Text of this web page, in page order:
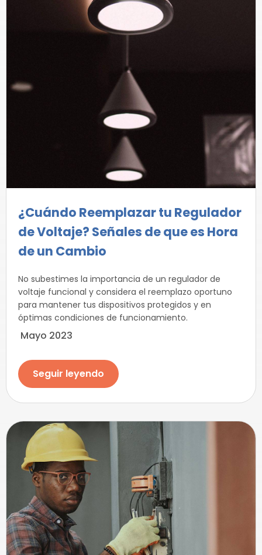
¿Cuándo Reemplazar tu Regulador
de Voltaje? Señales de que es Hora
de un Cambio
No subestimes la importancia de un regulador de
voltaje funcional y considera el reemplazo oportuno
para mantener tus dispositivos protegidos y en
óptimas condiciones de funcionamiento.
Mayo 2023
Seguir leyendo